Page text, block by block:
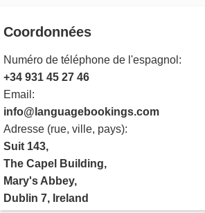
Coordonnées
Numéro de téléphone de l'espagnol:
+34 931 45 27 46
Email:
info@languagebookings.com
Adresse (rue, ville, pays):
Suit 143,
The Capel Building,
Mary's Abbey,
Dublin 7, Ireland